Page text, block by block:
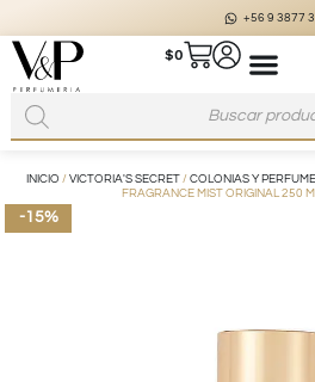
+56 9 3877 3738
$0
INICIO / VICTORIA'S SECRET/ COLONIAS Y
FRAGRANCE MIST ORIGINAL 250
-15%